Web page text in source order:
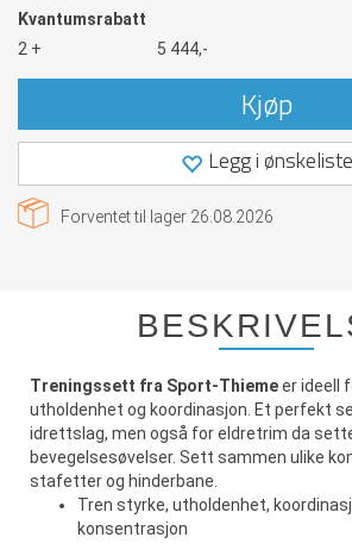
Kvantumsrabatt
2 +
5 444,-
Kjøp
Legg i ønskeliste
Forventet til lager 26.08.2026
Treningssett fra Sport-Thiemeer ideell
utholdenhet og koordinasjon. Et perfekt
idrettslag, men også for eldretrim da
bevegelsesøvelser. Sett sammen ulike
stafetter og hinderbane.
Tren styrke, utholdenhet,
konsentrasjon